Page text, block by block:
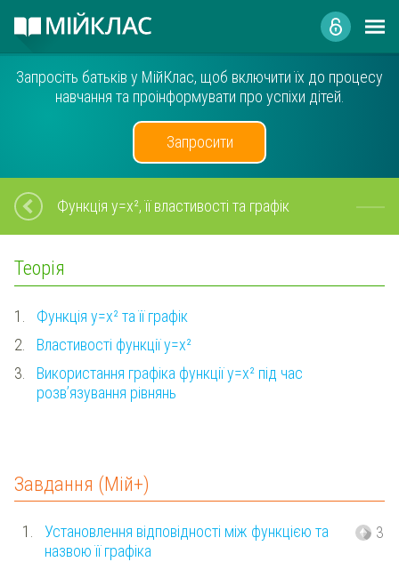
Запросіть батьків у МійКлас, щоб включити їх до процесу
навчання та проінформувати про успіхи дітей.
Запросити
Функція y=x², її властивості та графік
Теорія
1.
Функція y=x² та її графік
2.
Властивості функції y=x²
3.
Використання графіка функції y=x² під час
розв’язування рівнянь
Завдання (Мій+)
1.
Установлення відповідності між функцією та
назвою її графіка
3